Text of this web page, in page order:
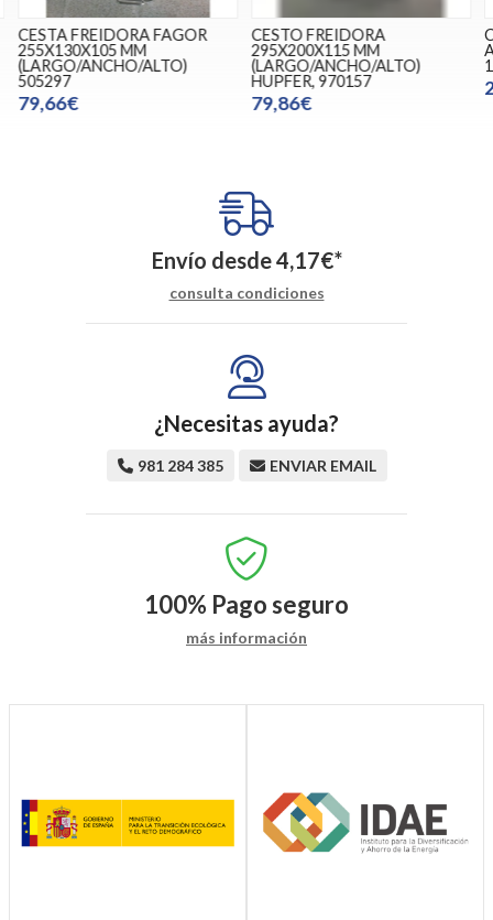
CESTA FREIDORA FAGOR
255X130X105 MM
(LARGO/ANCHO/ALTO)
505297
79,66€
CESTO FREIDORA
295X200X115 MM
(LARGO/ANCHO/ALTO)
HUPFER, 970157
79,86€
Envío desde4,17€*
consulta condiciones
¿Necesitas ayuda?
981 284 385 ENVIAR EMAIL
100% Pago seguro
más información